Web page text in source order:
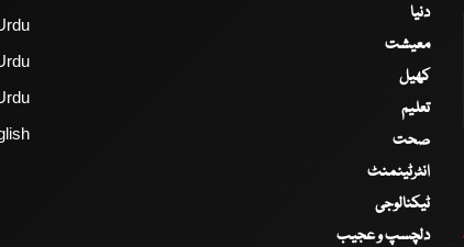
دنیا
معیشت
کھیل
تعلیم
صحت
انٹرٹینمنٹ
ٹیکنالوجی
دلچسپ و عجیب